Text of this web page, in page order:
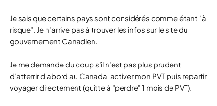
Je sais que certains pays sont considérés comme étant "à
risque". Je n'arrive pas à trouver les infos sur le site du
gouvernement Canadien.
Je me demande du coup s'il n'est pas plus prudent
d'atterrir d'abord au Canada, activer mon PVT puis repartir
voyager directement (quitte à "perdre" 1 mois de PVT).